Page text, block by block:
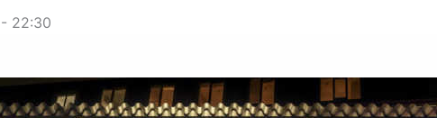
- 22:30